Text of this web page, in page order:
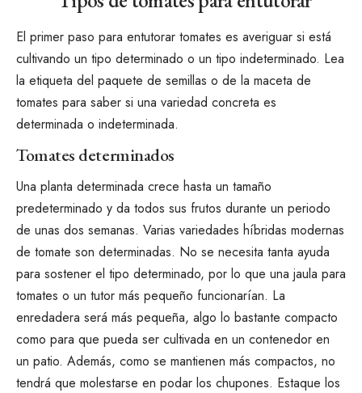
El primer paso para entutorar tomates es averiguar si está
cultivando un tipo determinado o un tipo indeterminado. Lea
la etiqueta del paquete de semillas o de la maceta de
tomates para saber si una variedad concreta es
determinada o indeterminada.
Tomates determinados
Una planta determinada crece hasta un tamaño
predeterminado y da todos sus frutos durante un periodo
de unas dos semanas. Varias variedades híbridas modernas
de tomate son determinadas. No se necesita tanta ayuda
para sostener el tipo determinado, por lo que una jaula para
tomates o un tutor más pequeño funcionarían. La
enredadera será más pequeña, algo lo bastante compacto
como para que pueda ser cultivada en un contenedor en
un patio. Además, como se mantienen más compactos, no
tendrá que molestarse en podar los chupones. Estaque los